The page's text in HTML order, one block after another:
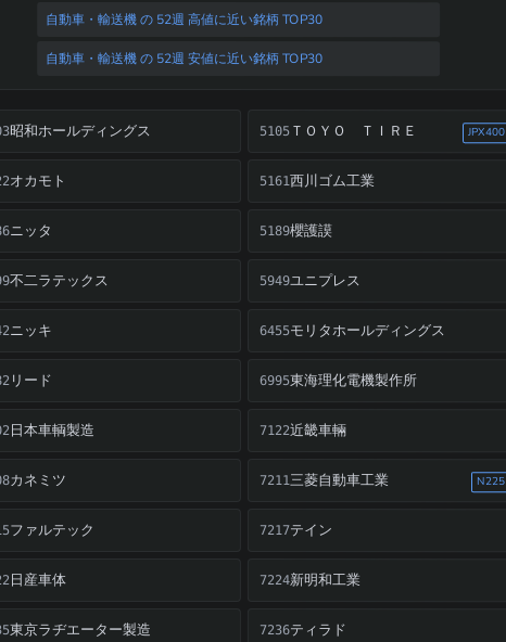
自動車・輸送機 の 52週 高値に近い銘柄 TOP30
自動車・輸送機 の 52週 安値に近い銘柄 TOP30
昭和ホールディングス 5105 ＴＯＹＯ ＴＩＲＥ JPX400
オカモト 5161西川ゴム工業
ニッタ 5189櫻護謨
不二ラテックス 5949ユニプレス
ニッキ 6455モリタホールディングス
リード 6995東海理化電機製作所
日本車輌製造 7122近畿車輛
カネミツ 7211三菱自動車工業 N225
ファルテック 7217テイン
日産車体 7224新明和工業
東京ラヂエーター製造 7236ティラド